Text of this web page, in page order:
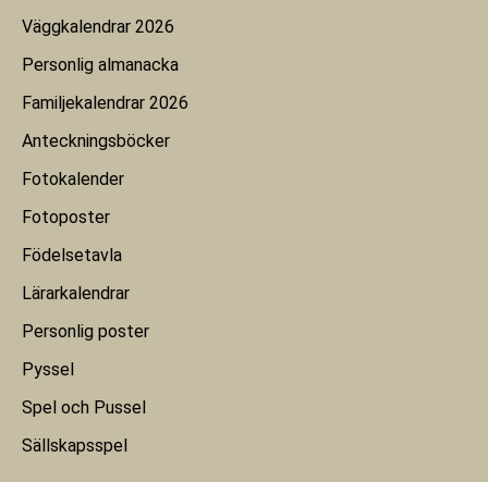
Väggkalendrar 2026
Personlig almanacka
Familjekalendrar 2026
Anteckningsböcker
Fotokalender
Fotoposter
Födelsetavla
Lärarkalendrar
Personlig poster
Pyssel
Spel och Pussel
Sällskapsspel